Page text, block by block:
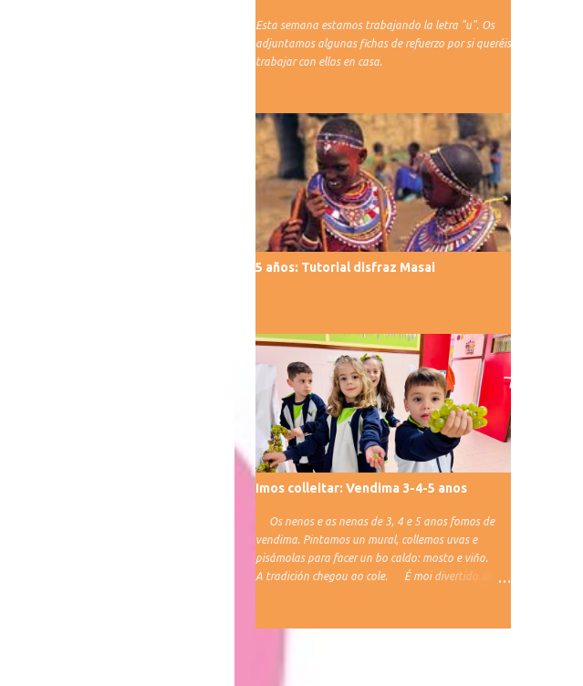
Esta semana estamos trabajando la letra "u". Os
adjuntamos algunas fichas de refuerzo por si queréis
trabajar con ellos en casa.
5 años: Tutorial disfraz Masai
Imos colleitar: Vendima 3-4-5 anos
Os nenos e as nenas de 3, 4 e 5 anos fomos de
vendima. Pintamos un mural, collemos uvas e
pisámolas para facer un bo caldo: mosto e viño.
A tradición chegou ao cole. É moi divertido.😁